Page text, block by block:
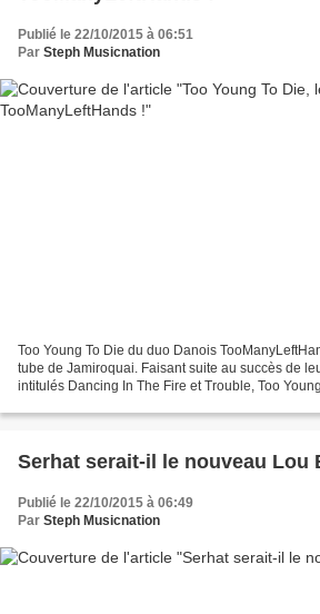
Publié le 22/10/2015 à 06:51
Par Steph Musicnation
Too Young To Die du duo Danois
tube de Jamiroquai. Faisant suite au succès de
intitulés Dancing In The Fire et Trouble, Too
Serhat serait-il le nouveau Lou
Publié le 22/10/2015 à 06:49
Par Steph Musicnation